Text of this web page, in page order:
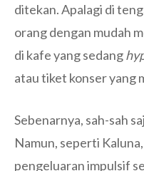
ditekan. Apalagi di
orang dengan mudah
di kafe yang sedang
atau tiket konser yang
Sebenarnya, sah-sah
Namun, seperti
pengeluaran impulsif